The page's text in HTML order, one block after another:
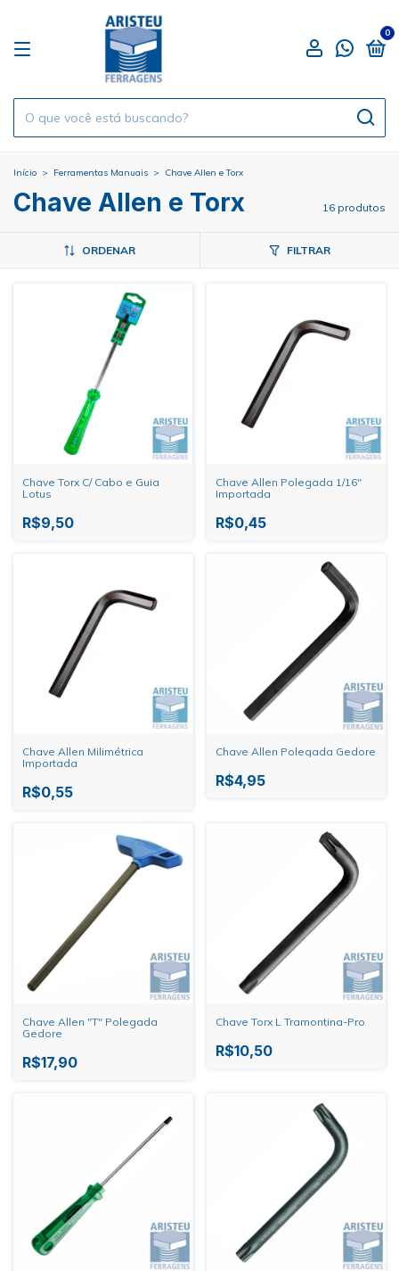
0
Início > Ferramentas Manuais > Chave Allen e Torx
Chave Allen e Torx 16 produtos
ORDENAR FILTRAR
Chave Torx C/ Cabo e Guia
Lotus
R$9,50
Chave Allen Polegada 1/16"
Importada
R$0,45
Chave Allen Milimétrica
Importada
R$0,55
Chave Allen Polegada Gedore
R$4,95
Chave Allen "T" Polegada
Gedore
R$17,90
Chave Torx L Tramontina-Pro
R$10,50